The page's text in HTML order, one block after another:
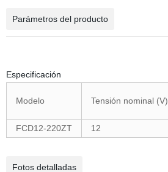
Parámetros del producto
Especificación
Modelo Tensión nominal (V)
FCD12-220ZT 12
Fotos detalladas